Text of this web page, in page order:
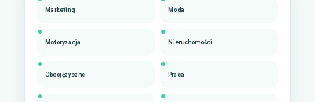
Marketing Moda
Motoryzacja Nieruchomości
Obcojęzyczne Praca